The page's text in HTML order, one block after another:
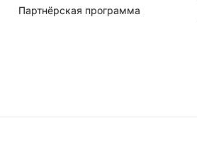
Партнёрская программа